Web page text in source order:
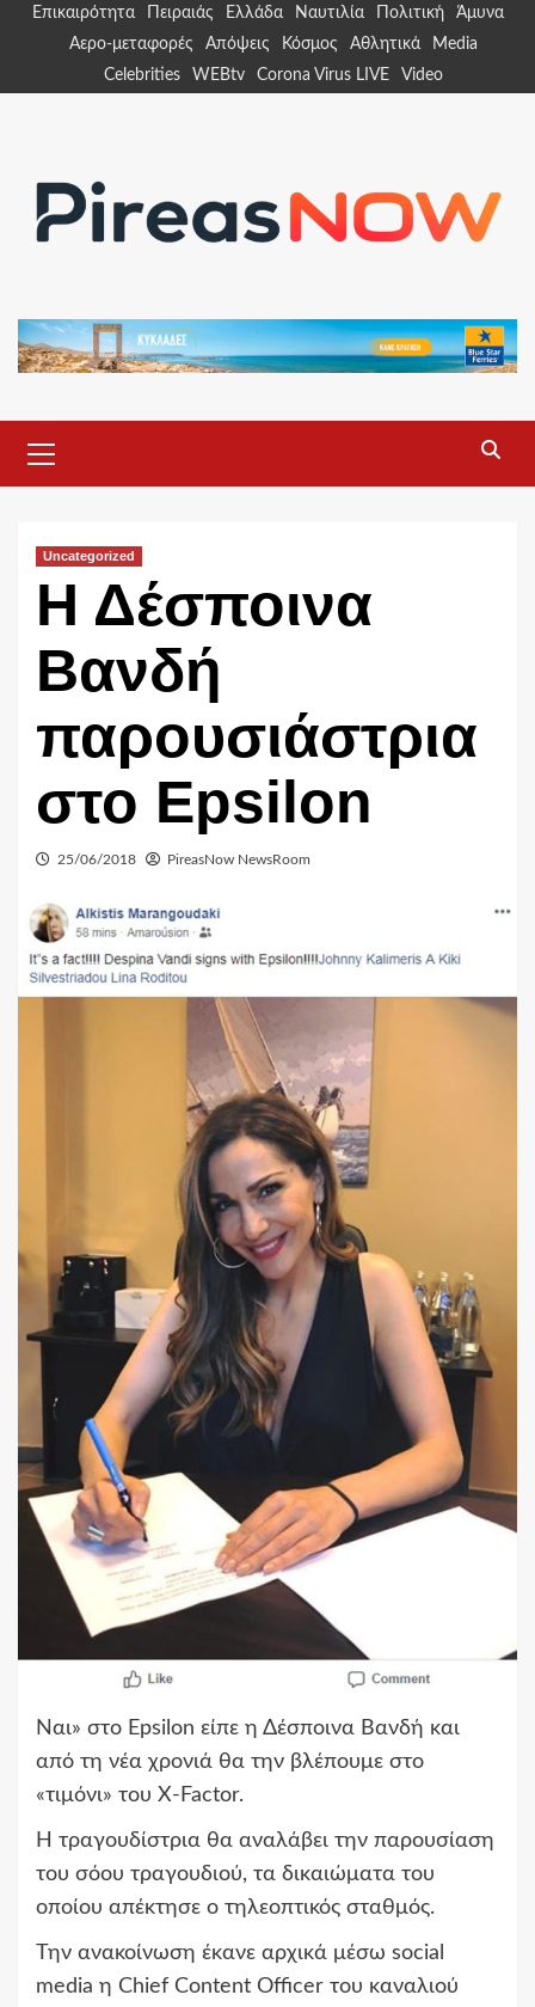
Επικαιρότητα Πειραιάς Ελλάδα Ναυτιλία Πολιτική
Άμυνα
Αερο-μεταφορές
Απόψεις Κόσμος Αθλητικά
Media
Celebrities
WEBtv Corona Virus LIVE Video
Menu
Uncategorized
Η Δέσποινα
Βανδή
παρουσιάστρια
στο Epsilon
25/06/2018 PireasNow NewsRoom
Ναι» στο Epsilon είπε η Δέσποινα Βανδή και
από τη νέα χρονιά θα την βλέπουμε στο
«τιμόνι» του X-Factor.
Η τραγουδίστρια θα αναλάβει την παρουσίαση
του σόου τραγουδιού, τα δικαιώματα του
οποίου απέκτησε ο τηλεοπτικός σταθμός.
Την ανακοίνωση έκανε αρχικά μέσω social
media η Chief Content Officer του καναλιού